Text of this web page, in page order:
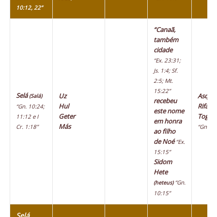
10:12, 22”
Selá(Salá)
“Gn. 10:24;
11:12 e I
Cr. 1:18”
Uz
Hul
Geter
Más
“Canaã,
também
cidade
“Ex. 23:31;
Js. 1:4; Sf.
2:5; Mt.
15:22”
recebeu
este nome
em honra
ao filho
de Noé“Ex.
15:15”
Sidom
Hete
(heteus) “Gn.
10:15”
Rifate
“Gn.